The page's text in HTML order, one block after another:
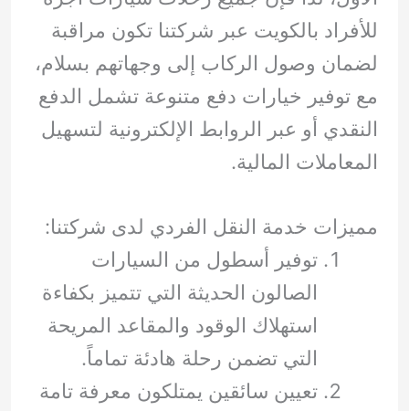
للأفراد بالكويت عبر شركتنا تكون مراقبة
لضمان وصول الركاب إلى وجهاتهم بسلام،
مع توفير خيارات دفع متنوعة تشمل الدفع
النقدي أو عبر الروابط الإلكترونية لتسهيل
المعاملات المالية.
مميزات خدمة النقل الفردي لدى شركتنا:
توفير أسطول من السيارات
الصالون الحديثة التي تتميز بكفاءة
استهلاك الوقود والمقاعد المريحة
التي تضمن رحلة هادئة تماماً.
تعيين سائقين يمتلكون معرفة تامة